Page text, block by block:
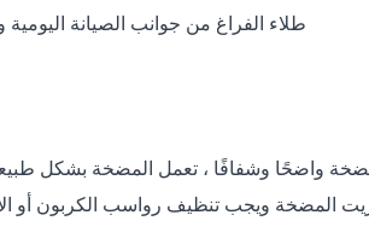
طلاء الفراغ من جوانب الصيانة اليومية
واضحًا وشفافًا ، تعمل المضخة بشكل
المضخة ويجب تنظيف رواسب الكربون أو